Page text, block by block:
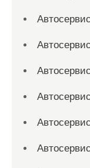
Автосервис
Автосервис
Автосервис
Автосервис
Автосервис
Автосервис